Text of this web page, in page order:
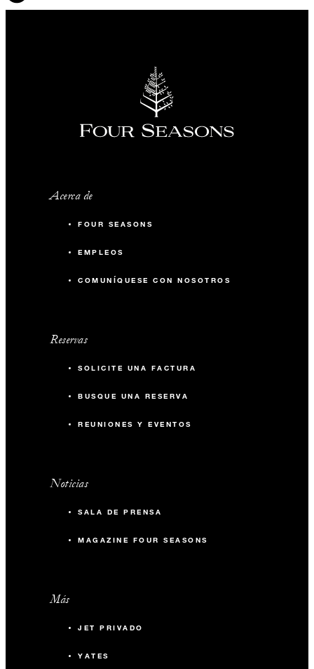
Acerca de
FOUR SEASONS
EMPLEOS
COMUNÍQUESE CON NOSOTROS
Reservas
SOLICITE UNA FACTURA
BUSQUE UNA RESERVA
REUNIONES Y EVENTOS
Noticias
SALA DE PRENSA
MAGAZINE FOUR SEASONS
Más
JET PRIVADO
YATES